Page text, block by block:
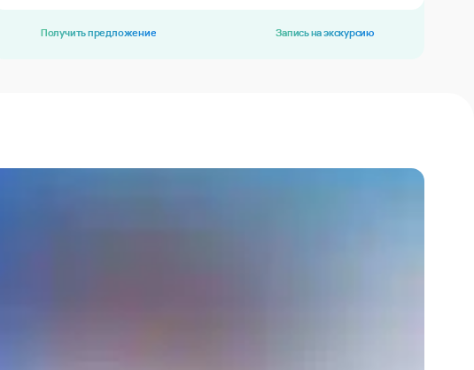
Получить предложение Запись на экскурсию